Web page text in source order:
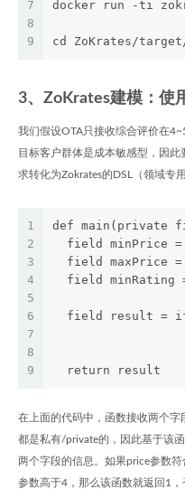
7
8
9
docker run -ti
cd ZoKrates/
3、ZoKrates建模：使
我们假设OTA只接收综合评价在
目标客户群体是成本敏感型，因
求转化为Zokrates的DSL（领域专
1
2
3
4
5
6
7
8
9
def
field minPrice =
field maxPrice =
field minRating
field result =
  return result
在上面的代码中，函数接收两个
都是私有/private的，因此基于该
两个字段的信息。如果price参数
参数高于4，那么该函数就返回1，